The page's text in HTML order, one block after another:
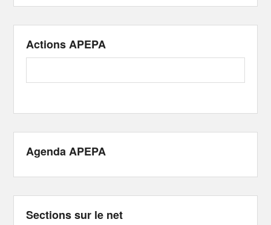
Actions APEPA
Agenda APEPA
Sections sur le net